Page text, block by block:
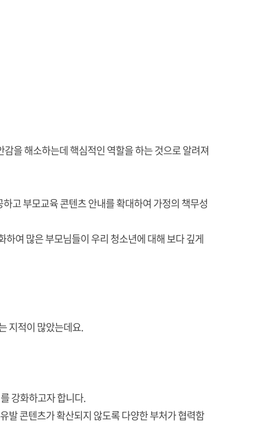
을 해소하는데 핵심적인 역할을 하는 것으로 알려져
고 부모교육 콘텐츠 안내를 확대하여 가정의 책무성
여 많은 부모님들이 우리 청소년에 대해 보다 깊게
지적이 많았는데요.
강화하고자 합니다.
발 콘텐츠가 확산되지 않도록 다양한 부처가 협력함